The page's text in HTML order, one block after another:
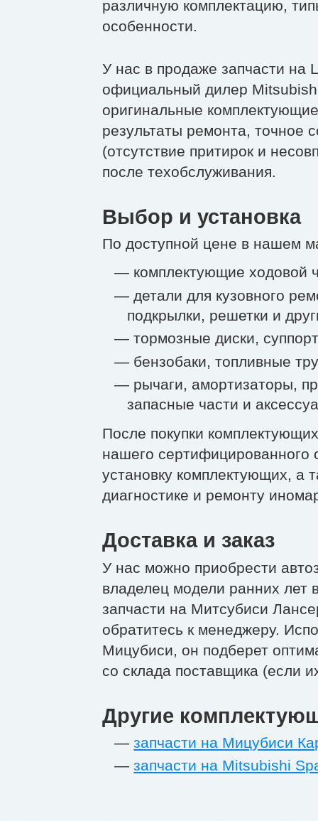
различную комплектацию,
особенности.
У нас в продаже запчасти на
официальный дилер
оригинальные
результаты ремонта, точное
(отсутствие притирок и
после техобслуживания.
Выбор и установка
По доступной цене в нашем
— комплектующие ходовой
— детали для кузовного
подкрылки, решетки и
— тормозные диски,
— бензобаки, топливные
— рычаги, амортизаторы,
запасные части и
После покупки
нашего сертифицированного
установку комплектующих, а
диагностике и ремонту
Доставка и заказ
У нас можно приобрести
владелец модели ранних лет
запчасти на Митсубиси
обратитесь к менеджеру.
Мицубиси, он подберет
со склада поставщика (если
Другие
—запчасти на Мицубиси
—запчасти на Mitsubishi